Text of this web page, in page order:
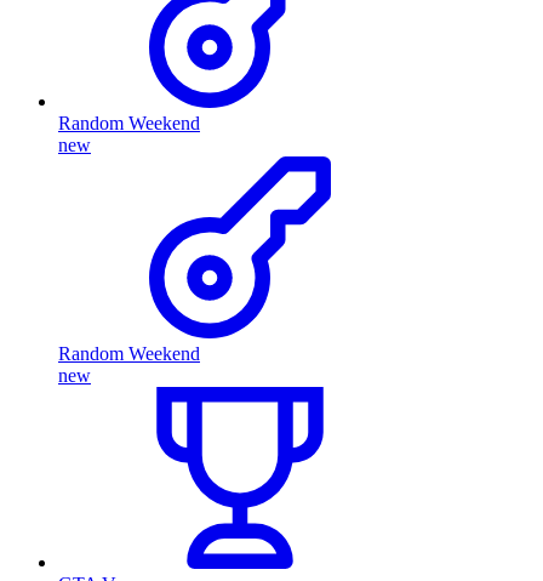
Random Weekend
new
Random Weekend
new